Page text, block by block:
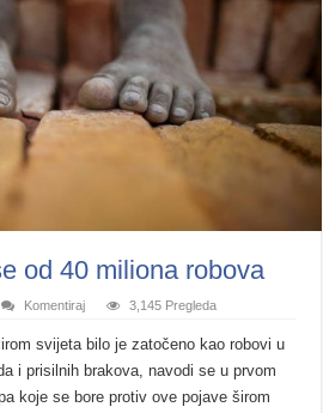
od 40 miliona robova
Komentiraj 3,145 Pregleda
svijeta bilo je zatočeno kao robovi u
i prisilnih brakova, navodi se u prvom
koje se bore protiv ove pojave širom